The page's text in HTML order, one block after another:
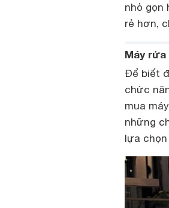
nhỏ gọn
rẻ hơn,
Máy rửa
Để biết
chức
mua
những
lựa